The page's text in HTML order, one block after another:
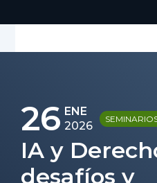
26 ENE
2026
IA y
desafíos y